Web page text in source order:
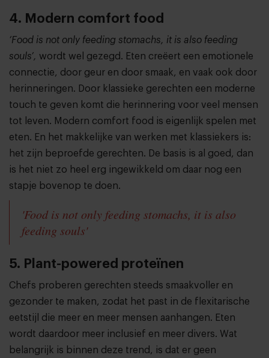
4. Modern comfort food
‘Food is not only feeding stomachs, it is also feeding
souls’, wordt wel gezegd. Eten creëert een emotionele
connectie, door geur en door smaak, en vaak ook door
herinneringen. Door klassieke gerechten een moderne
touch te geven komt die herinnering voor veel mensen
tot leven. Modern comfort food is eigenlijk spelen met
eten. En het makkelijke van werken met klassiekers is:
het zijn beproefde gerechten. De basis is al goed, dan
is het niet zo heel erg ingewikkeld om daar nog een
stapje bovenop te doen.
'Food is not only feeding stomachs, it is also
feeding souls'
5. Plant-powered proteïnen
Chefs proberen gerechten steeds smaakvoller en
gezonder te maken, zodat het past in de flexitarische
eetstijl die meer en meer mensen aanhangen. Eten
wordt daardoor meer inclusief en meer divers. Wat
belangrijk is binnen deze trend, is dat er geen